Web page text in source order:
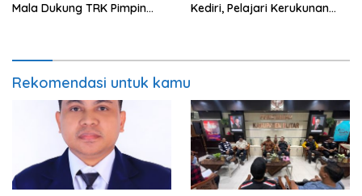
Mala Dukung TRK Pimpin
Kediri, Pelajari Kerukunan
Rekomendasi untuk kamu